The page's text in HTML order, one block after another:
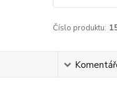
Číslo produktu: